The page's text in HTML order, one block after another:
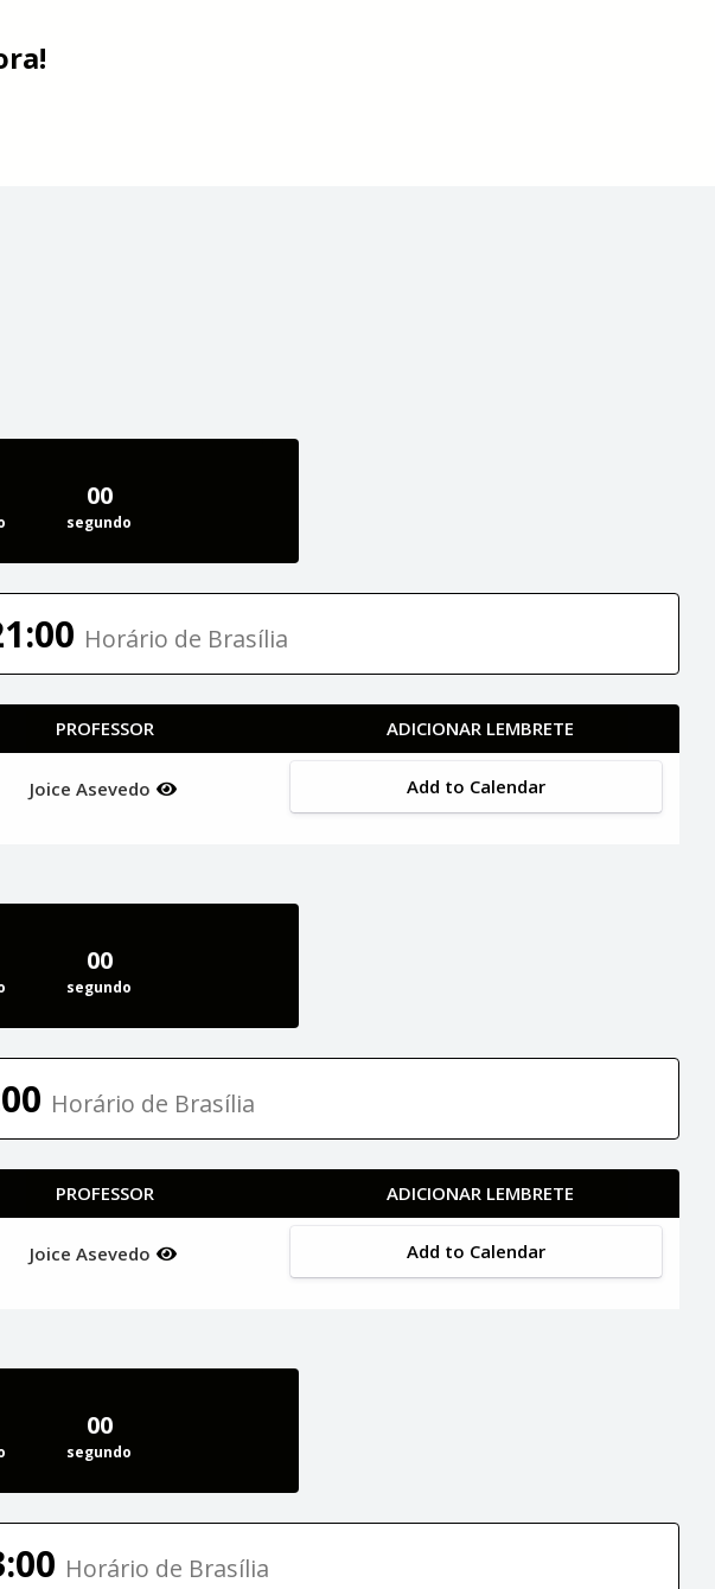
00
segundo
Horário de Brasília
PROFESSOR ADICIONAR LEMBRETE
Joice Asevedo Add to Calendar
00
segundo
Horário de Brasília
PROFESSOR ADICIONAR LEMBRETE
Joice Asevedo Add to Calendar
00
segundo
Horário de Brasília